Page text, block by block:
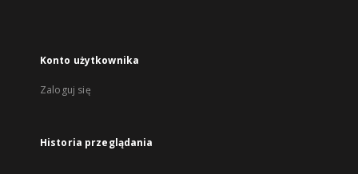
Konto użytkownika
Zaloguj się
Historia przeglądania